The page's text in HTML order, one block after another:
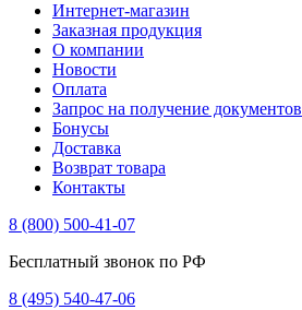
Интернет-магазин
Заказная продукция
О компании
Новости
Оплата
Запрос на получение документов
Бонусы
Доставка
Возврат товара
Контакты
8 (800) 500-41-07
Бесплатный звонок по РФ
8 (495) 540-47-06